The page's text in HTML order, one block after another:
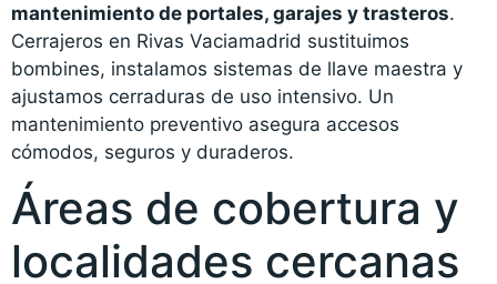
mantenimiento de portales, garajes y trasteros.
Cerrajeros en Rivas Vaciamadrid sustituimos
bombines, instalamos sistemas de llave maestra y
ajustamos cerraduras de uso intensivo. Un
mantenimiento preventivo asegura accesos
cómodos, seguros y duraderos.
Áreas de cobertura y
localidades cercanas